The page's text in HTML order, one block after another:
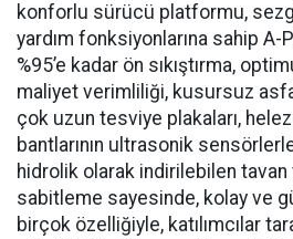
konforlu sürücü platformu,
yardım fonksiyonlarına sahip
%95’e kadar ön sıkıştırma,
maliyet verimliliği, kusursuz
çok uzun tesviye plakaları,
bantlarının ultrasonik
hidrolik olarak indirilebilen tavan
sabitleme sayesinde, kolay ve
birçok özelliğiyle, katılımcılar